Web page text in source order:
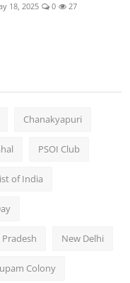
18, 2025 0 27
Chanakyapuri
PSOI Club
of India
New Delhi
Colony